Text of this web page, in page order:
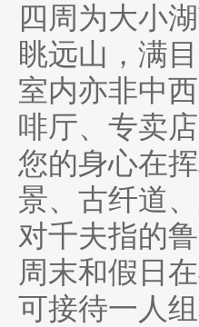
四周为大小
眺远山，满
室内亦非中
啡厅、专卖
您的身心在
景、古纤道
对千夫指的
周末和假日
可接待一人